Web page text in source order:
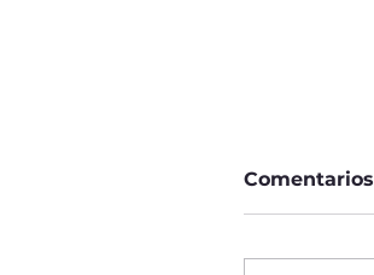
Comentarios